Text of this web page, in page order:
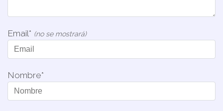
Email* (no se mostrará)
Nombre*